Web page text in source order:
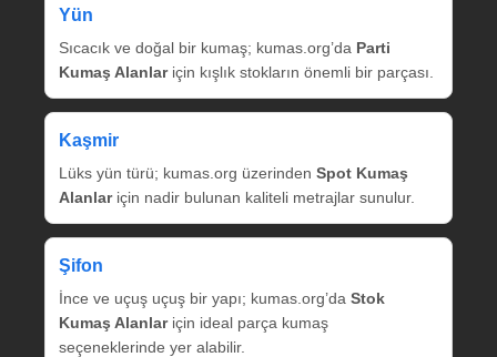
Yün
Sıcacık ve doğal bir kumaş; kumas.org’da Parti
Kumaş Alanlariçin kışlık stokların önemli bir parçası.
Kaşmir
Lüks yün türü; kumas.org üzerinden Spot Kumaş
Alanlariçin nadir bulunan kaliteli metrajlar sunulur.
Şifon
İnce ve uçuş uçuş bir yapı; kumas.org’da Stok
Kumaş Alanlariçin ideal parça kumaş
seçeneklerinde yer alabilir.